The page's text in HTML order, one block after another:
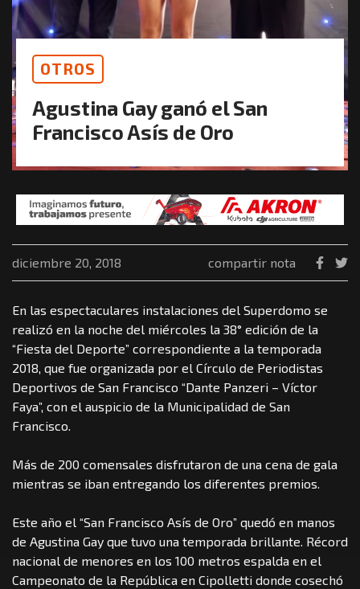
OTROS
Agustina Gay ganó el San
Francisco Asís de Oro
diciembre 20, 2018 compartir nota
En las espectaculares instalaciones del Superdomo se
realizó en la noche del miércoles la 38° edición de la
“Fiesta del Deporte” correspondiente a la temporada
2018, que fue organizada por el Círculo de Periodistas
Deportivos de San Francisco “Dante Panzeri – Víctor
Faya”, con el auspicio de la Municipalidad de San
Francisco.
Más de 200 comensales disfrutaron de una cena de gala
mientras se iban entregando los diferentes premios.
Este año el “San Francisco Asís de Oro” quedó en manos
de Agustina Gay que tuvo una temporada brillante. Récord
nacional de menores en los 100 metros espalda en el
Campeonato de la República en Cipolletti donde cosechó